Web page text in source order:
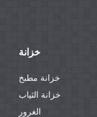
خزانة
خزانة مطبخ
خزانة الثياب
الغرور